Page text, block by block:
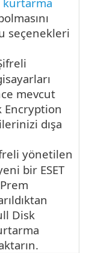
seçenekleri
mevcut
Encryption
dışa
yönetilen
bir ESET
Disk